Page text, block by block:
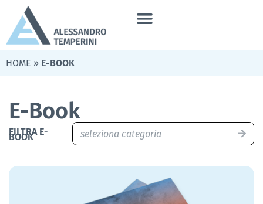
HOME » E-BOOK
E-Book
FILTRA E-
BOOK